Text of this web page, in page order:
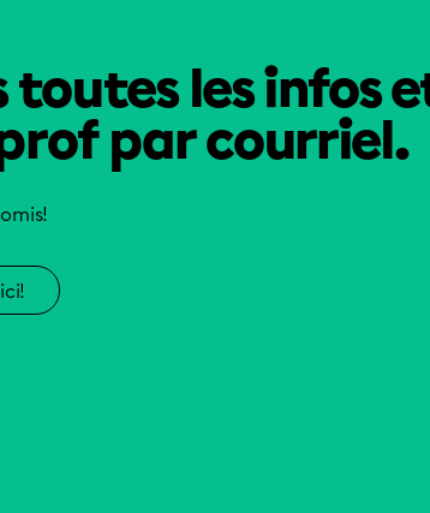
toutes les infos
par courriel.